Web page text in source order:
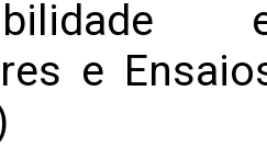
e